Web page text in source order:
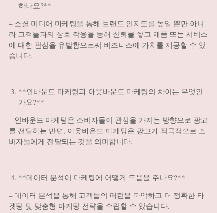
하나요?**
– 소셜 미디어 마케팅을 통해 브랜드 인지도를 높일 뿐만 아니
라 고객들과의 상호 작용을 통해 신뢰를 쌓고 제품 또는 서비스
에 대한 관심을 유발함으로써 비즈니스에 가치를 제공할 수 있
습니다.
**인바운드 마케팅과 아웃바운드 마케팅의 차이는 무엇인
가요?**
– 인바운드 마케팅은 소비자들이 관심을 가지는 방향으로 광고
를 전달하는 반면, 아웃바운드 마케팅은 광고가 적극적으로 소
비자들에게 전달되는 것을 의미합니다.
**데이터 분석이 마케팅에 어떻게 도움을 주나요?**
– 데이터 분석을 통해 고객들의 패턴을 파악하고 더 정확한 타
겟팅 및 맞춤형 마케팅 전략을 수립할 수 있습니다.